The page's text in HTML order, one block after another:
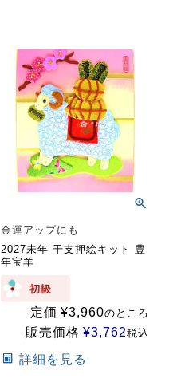
金運アップにも
2027未年 干支押絵キット 豊
年宝羊
定価 ¥3,960のところ
販売価格 ¥3,762税込
詳細を見る